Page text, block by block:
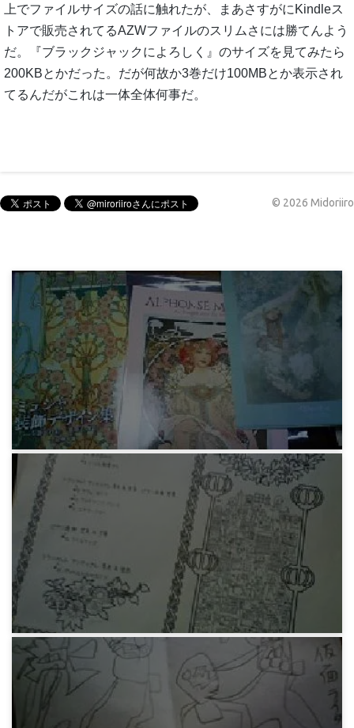
上でファイルサイズの話に触れたが、まあさすがにKindleス
トアで販売されてるAZWファイルのスリムさには勝てんよう
だ。『ブラックジャックによろしく』のサイズを見てみたら
200KBとかだった。だが何故か3巻だけ100MBとか表示され
てるんだがこれは一体全体何事だ。
© 2026 Midoriiro
みろりHP
アルフォンス・ミュシャ概論
11年前
雛祭りコンサートの曲目表